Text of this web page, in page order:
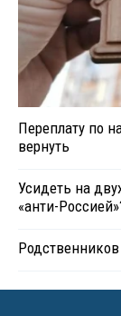
Переплату по
вернуть
Усидеть на
«анти-